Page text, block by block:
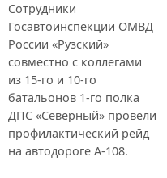
Сотрудники
Госавтоинспекции ОМВД
России «Рузский»
совместно с коллегами
из 15-го и 10-го
батальонов 1-го полка
ДПС «Северный» провели
профилактический рейд
на автодороге А-108.